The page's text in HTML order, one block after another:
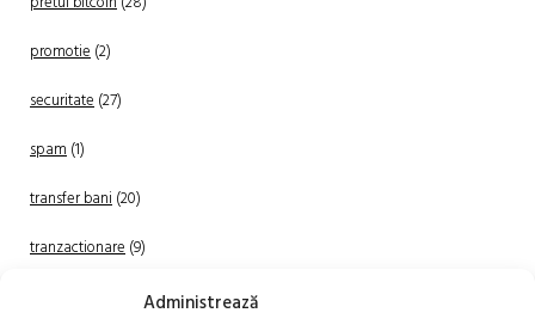
Administrează
promotie(2)
securitate(27)
spam(1)
transfer bani(20)
tranzactionare(9)
(20)